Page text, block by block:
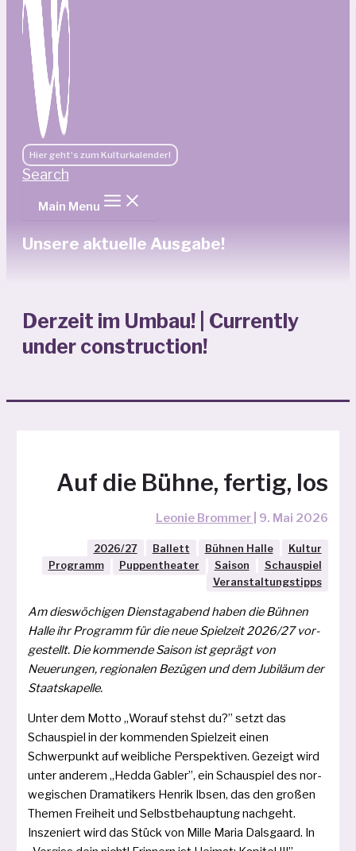
Hier geht's zum Kulturkalender!
Search
Main Menu
Unsere aktuelle Ausgabe!
Derzeit im Umbau! | Currently
under construction!
Auf die Bühne, fertig, los
Leonie Brommer 9. Mai 2026
2026/27 Ballett Bühnen Halle
Kultur
Programm
Puppentheater Saison
Schauspiel
Veranstaltungstipps
Am dies­wö­chi­gen Dienstagabend haben die Bühnen
Halle ihr Programm für die neue Spielzeit 2026/27 vor­
ge­stellt. Die kom­men­de Saison ist geprägt von
Neuerungen, regio­na­len Bezügen und dem Jubiläum der
Staatskapelle.
Unter dem Motto „Worauf stehst du?” setzt das
Schauspiel in der kom­men­den Spielzeit einen
Schwerpunkt auf weib­li­che Perspektiven. Gezeigt wird
unter ande­rem „Hedda Gabler”, ein Schauspiel des nor­
we­gi­schen Dramatikers Henrik Ibsen, das den gro­ßen
Themen Freiheit und Selbstbehauptung nach­geht.
Inszeniert wird das Stück von Mille Maria Dalsgaard. In